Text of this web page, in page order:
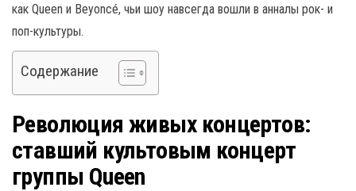
как Queen и Beyoncé, чьи шоу навсегда вошли в анналы рок- и
поп-культуры.
Содержание
Революция живых концертов:
ставший культовым концерт
группы Queen